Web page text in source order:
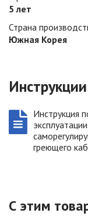
5 лет
Страна
Южная Корея
Инструкции
Инструкция
эксплуатации
греющего
С этим